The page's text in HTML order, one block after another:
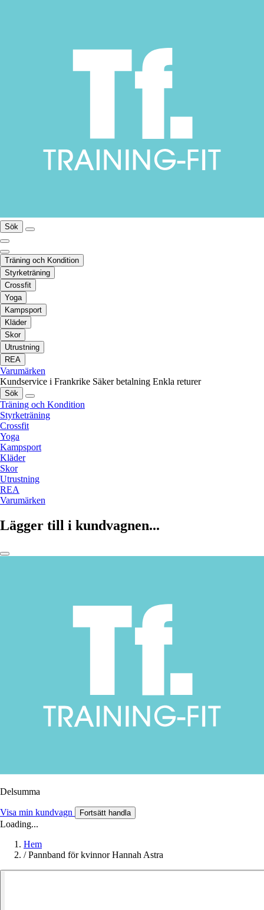
Sök
Träning och Kondition
Styrketräning
Crossfit
Yoga
Kampsport
Kläder
Skor
Utrustning
REA
Varumärken
Kundservice i Frankrike Säker betalning Enkla returer
Sök
Träning och Kondition
Styrketräning
Crossfit
Yoga
Kampsport
Kläder
Skor
Utrustning
REA
Varumärken
Lägger till i kundvagnen...
Delsumma
Visa min kundvagn Fortsätt handla
Loading...
Hem
/ Pannband för kvinnor Hannah Astra